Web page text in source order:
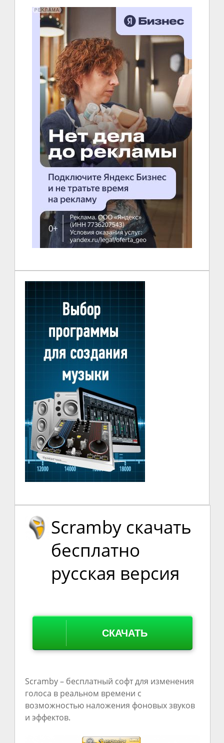
Scramby скачать
бесплатно
русская версия
СКАЧАТЬ
Scramby – бесплатный софт для изменения
голоса в реальном времени с
возможностью наложения фоновых звуков
и эффектов.